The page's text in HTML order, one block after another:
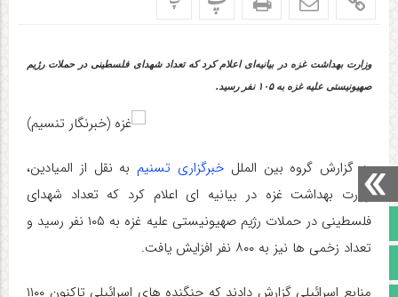
صفحه نخست
وزارت بهداشت غزه در بیانیه‌ای اعلام کرد که تعداد شهدای فلسطینی در حملات رژیم
صهیونیستی علیه غزه به ۱۰۵ نفر رسید.
به گزارش گروه بین الملل خبرگزاری تسنیمبه نقل از المیادین،
وزارت بهداشت غزه در بیانیه ای اعلام کرد که تعداد شهدای
فلسطینی در حملات رژیم صهیونیستی علیه غزه به ۱۰۵ نفر رسید و
تعداد زخمی ها نیز به ۸۰۰ نفر افزایش یافت.
منابع اسرائیلی گزارش دادند که جنگنده های اسرائیلی تاکنون ۱۱۰۰